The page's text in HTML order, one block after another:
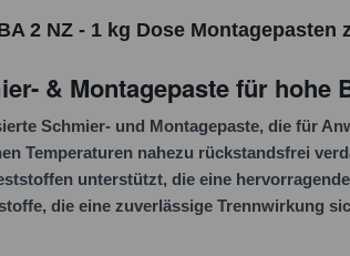
2 NZ - 1 kg Dose Montagepasten
& Montagepaste für hohe
Schmier- und Montagepaste, die für
Temperaturen nahezu rückstandsfrei
unterstützt, die eine
die eine zuverlässige Trennwirkung